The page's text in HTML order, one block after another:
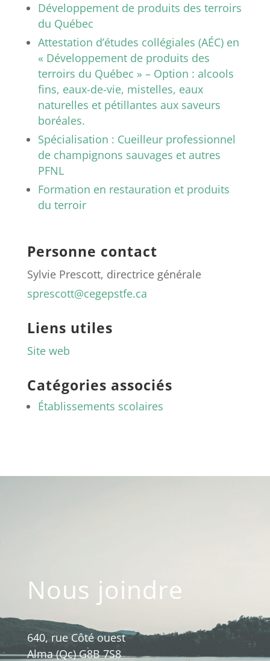
Développement de produits des terroirs
du Québec
Attestation d’études collégiales (AÉC) en
« Développement de produits des
terroirs du Québec » – Option : alcools
fins, eaux-de-vie, mistelles, eaux
naturelles et pétillantes aux saveurs
boréales.
Spécialisation : Cueilleur professionnel
de champignons sauvages et autres
PFNL
Formation en restauration et produits
du terroir
Personne contact
Sylvie Prescott, directrice générale
sprescott@cegepstfe.ca
Liens utiles
Site web
Catégories associés
Établissements scolaires
Nous joindre
640, rue Côté ouest
Alma (Qc) G8B 7S8